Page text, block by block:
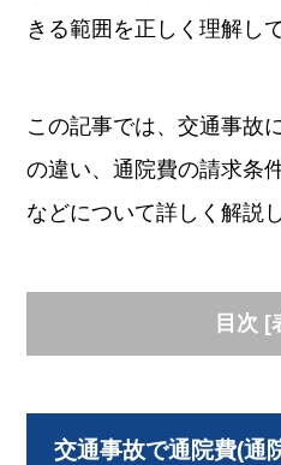
きる範囲を正しく理解し
この記事では、交通事故
の違い、通院費の請求条
などについて詳しく解説
目次 [
交通事故で通院費(通